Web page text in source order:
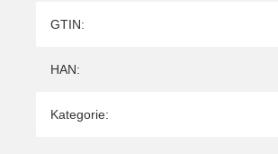
Produkteigenschaft
Wert
GTIN:
HAN:
Kategorie: